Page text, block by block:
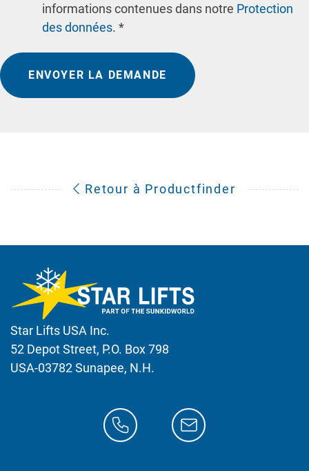
informations contenues dans notre Protection
des données. *
ENVOYER LA DEMANDE
Retour à Productfinder
Star Lifts USA Inc.
52 Depot Street, P.O. Box 798
USA-03782 Sunapee, N.H.